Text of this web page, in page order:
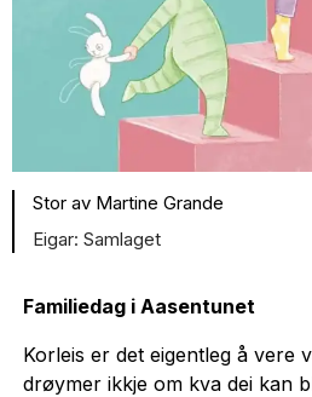
Stor av Martine Grande
Samlaget
Familiedag i Aasentunet
Korleis er det eigentleg å vere
drøymer ikkje om kva dei kan